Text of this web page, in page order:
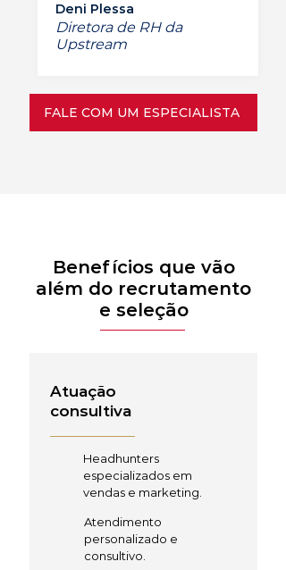
Deni Plessa
Diretora de RH da
Upstream
FALE COM UM ESPECIALISTA
Benefícios que vão
além do recrutamento
e seleção
Atuação
consultiva
Headhunters
especializados em
vendas e marketing.
Atendimento
personalizado e
consultivo.